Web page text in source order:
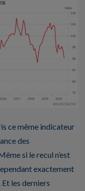
ce même indicateur
des
si le recul n’est
exactement
les derniers